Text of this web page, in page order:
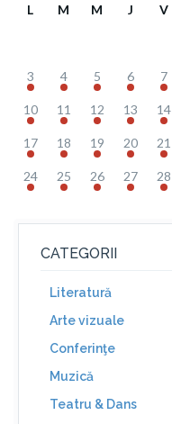
L M M J V
3 4 5 6 7
10 11 12 13 14
17 18 19 20 21
24 25 26 27 28
CATEGORII
Literatură
Arte vizuale
Conferinţe
Muzică
Teatru & Dans